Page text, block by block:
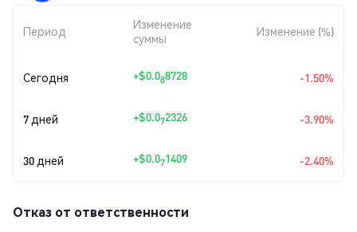
Период
Изменение
суммы
Изменение (%)
Сегодня +$0.088728 -1.50%
7 дней +$0.072326 -3.90%
30 дней +$0.071409 -2.40%
Отказ от ответственности